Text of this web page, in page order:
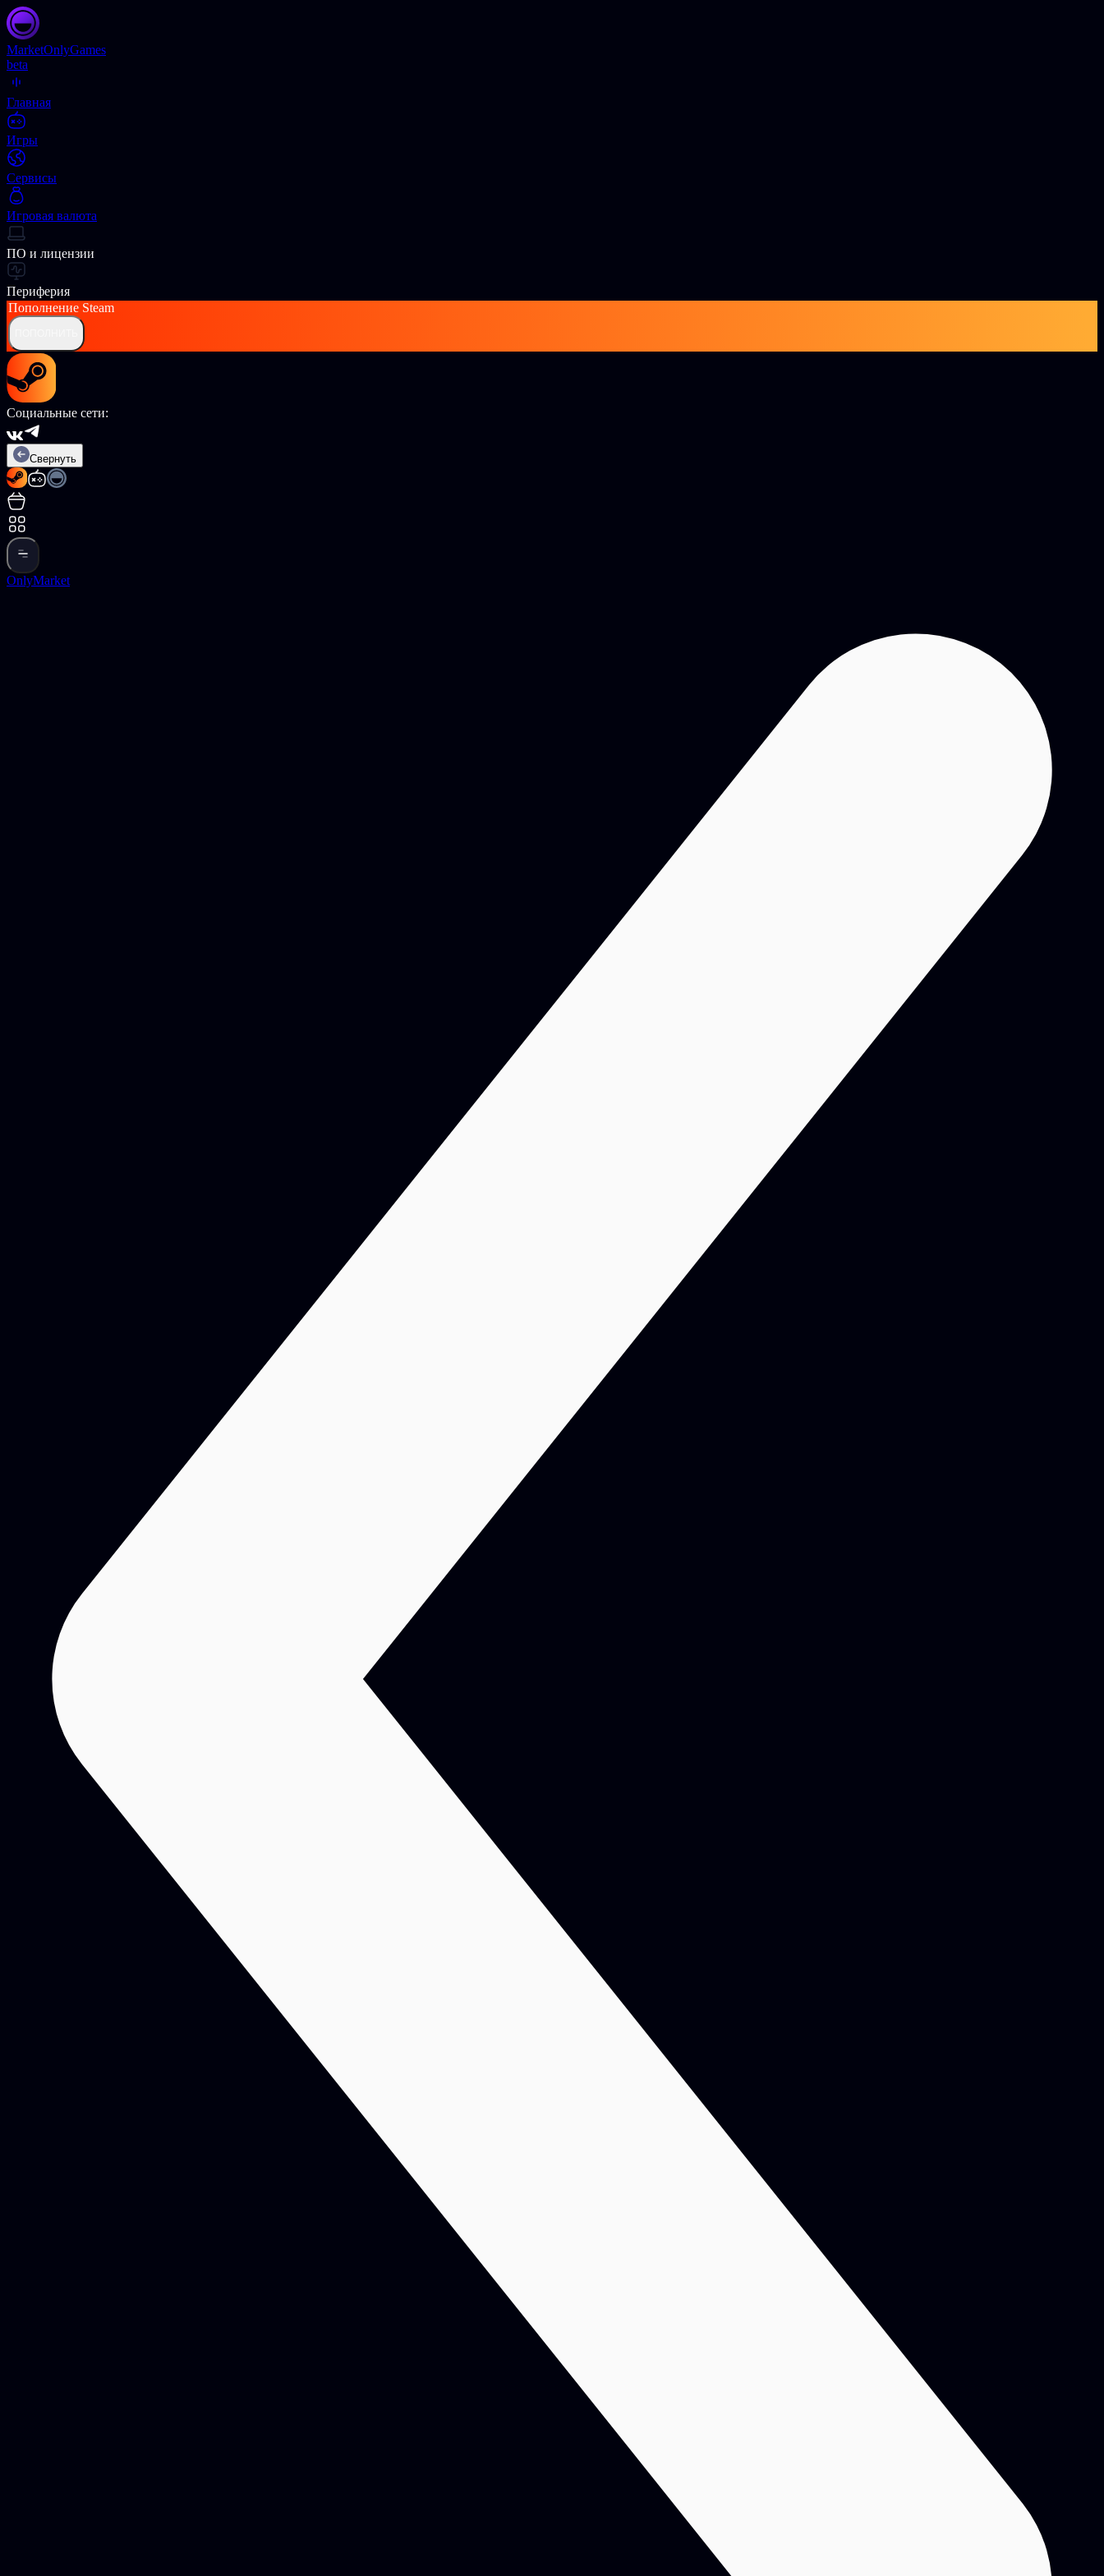
MarketOnlyGames
beta
Главная
Игры
Сервисы
Игровая валюта
ПО и лицензии
Периферия
Пополнение Steam
Социальные сети:
Свернуть
OnlyMarket